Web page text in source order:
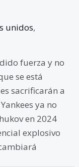
unidos,
fuerza y ​​no
se está
sacrificarán a
ya no
en 2024
explosivo